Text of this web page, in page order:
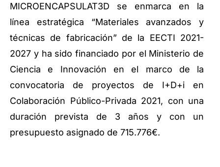
MICROENCAPSULAT3D se enmarca en la
línea estratégica “Materiales avanzados y
técnicas de fabricación” de la EECTI 2021-
2027 y ha sido financiado por el Ministerio de
Ciencia e Innovación en el marco de la
convocatoria de proyectos de I+D+i en
Colaboración Público-Privada 2021, con una
duración prevista de 3 años y con un
presupuesto asignado de 715.776€.